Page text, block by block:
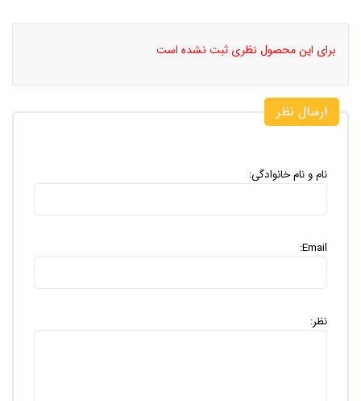
برای این محصول نظری ثبت نشده است
ارسال نظر
نام و نام خانوادگی:
Email:
نظر: